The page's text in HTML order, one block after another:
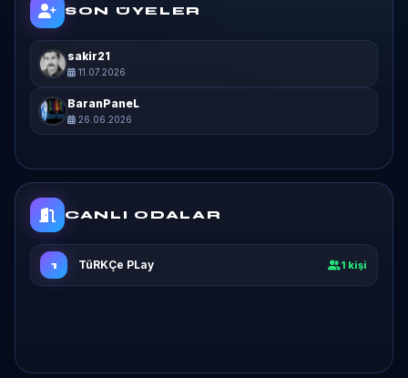
SON ÜYELER
sakir21
11.07.2026
BaranPaneL
26.06.2026
CANLI ODALAR
1 TüRKÇe PLay 1 kişi